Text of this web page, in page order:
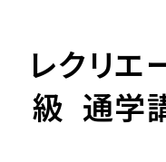
1級ガ
マスタ
レクリエ
級 通学